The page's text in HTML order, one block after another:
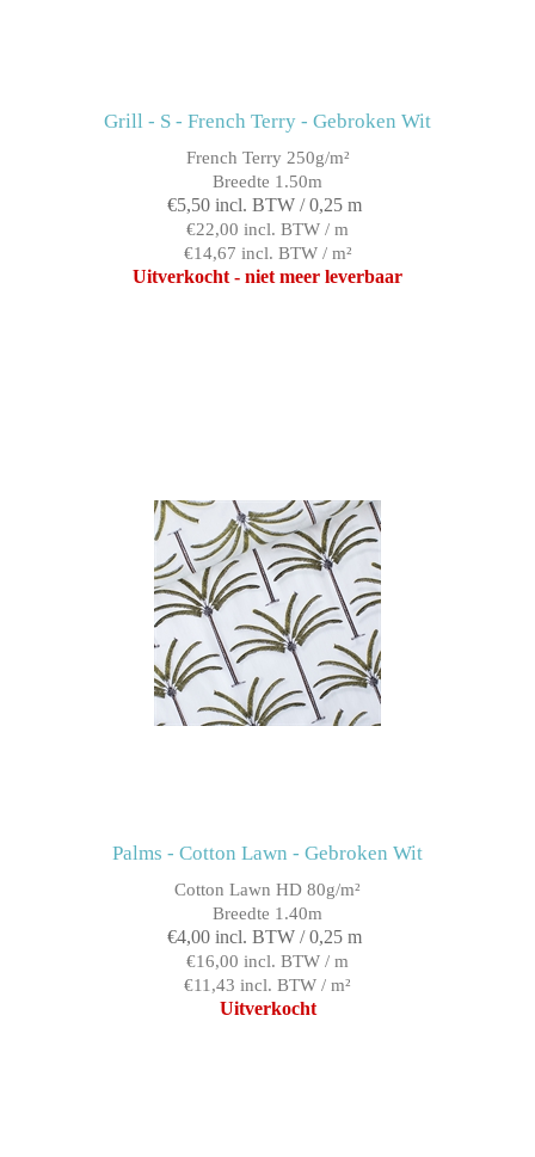
Grill - S - French Terry - Gebroken Wit
French Terry 250g/m²
Breedte 1.50m
€5,50 incl. BTW / 0,25 m
€22,00 incl. BTW / m
€14,67 incl. BTW / m²
Uitverkocht - niet meer leverbaar
Palms - Cotton Lawn - Gebroken Wit
Cotton Lawn HD 80g/m²
Breedte 1.40m
€4,00 incl. BTW / 0,25 m
€16,00 incl. BTW / m
€11,43 incl. BTW / m²
Uitverkocht